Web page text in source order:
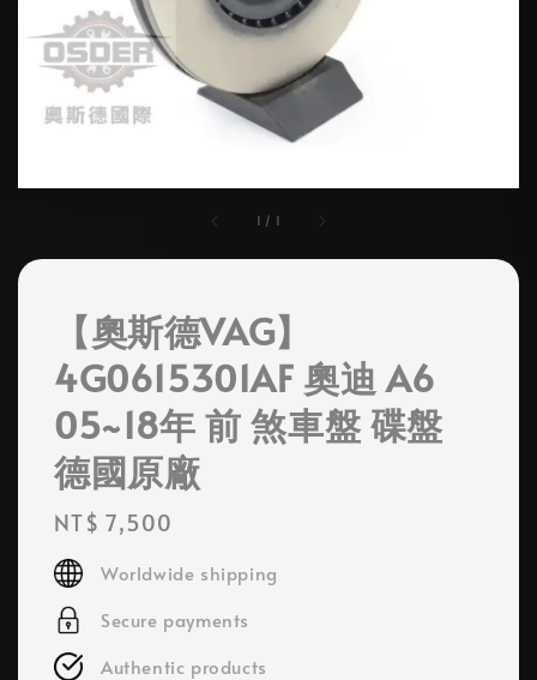
1 / 1
【奧斯德VAG】
4G0615301AF 奧迪 A6
05~18年 前 煞車盤 碟盤
德國原廠
Regular
price
NT$ 7,500
Worldwide shipping
Secure payments
Authentic products